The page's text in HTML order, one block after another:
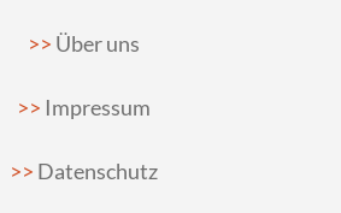
Über uns
Impressum
Datenschutz